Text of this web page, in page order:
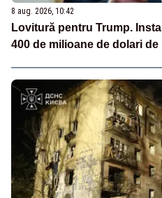
8 aug. 2026, 10:42
Lovitură pentru Trump.
400 de milioane de dolari de